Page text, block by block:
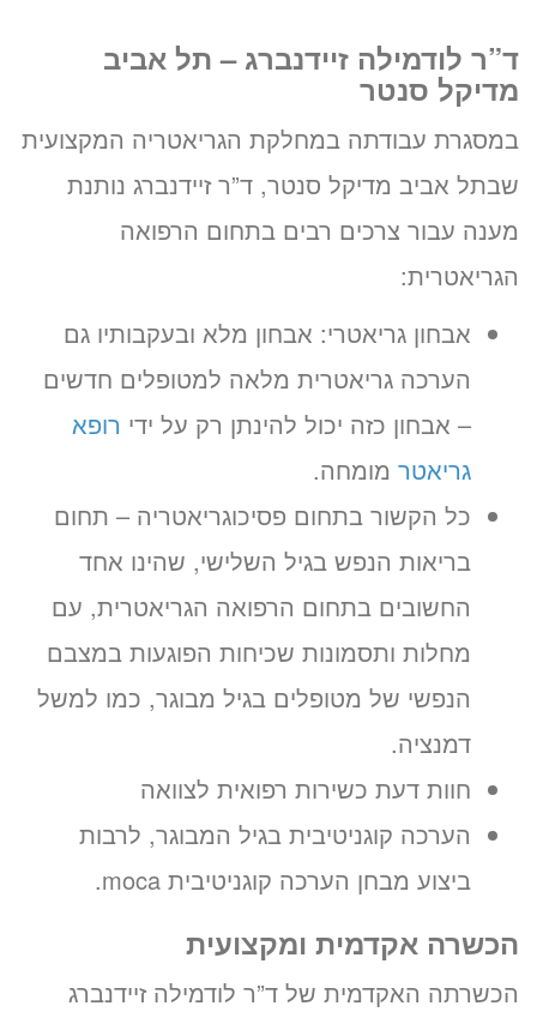
ד”ר לודמילה זיידנברג – תל אביב
מדיקל סנטר
במסגרת עבודתה במחלקת הגריאטריה המקצועית
שבתל אביב מדיקל סנטר, ד”ר זיידנברג נותנת
מענה עבור צרכים רבים בתחום הרפואה
הגריאטרית:
אבחון גריאטרי: אבחון מלא ובעקבותיו גם
הערכה גריאטרית מלאה למטופלים חדשים
– אבחון כזה יכול להינתן רק על ידי רופא
גריאטר מומחה.
כל הקשור בתחום פסיכוגריאטריה – תחום
בריאות הנפש בגיל השלישי, שהינו אחד
החשובים בתחום הרפואה הגריאטרית, עם
מחלות ותסמונות שכיחות הפוגעות במצבם
הנפשי של מטופלים בגיל מבוגר, כמו למשל
דמנציה.
חוות דעת כשירות רפואית לצוואה
הערכה קוגניטיבית בגיל המבוגר, לרבות
ביצוע מבחן הערכה קוגניטיבית moca.
הכשרה אקדמית ומקצועית
הכשרתה האקדמית של ד”ר לודמילה זיידנברג